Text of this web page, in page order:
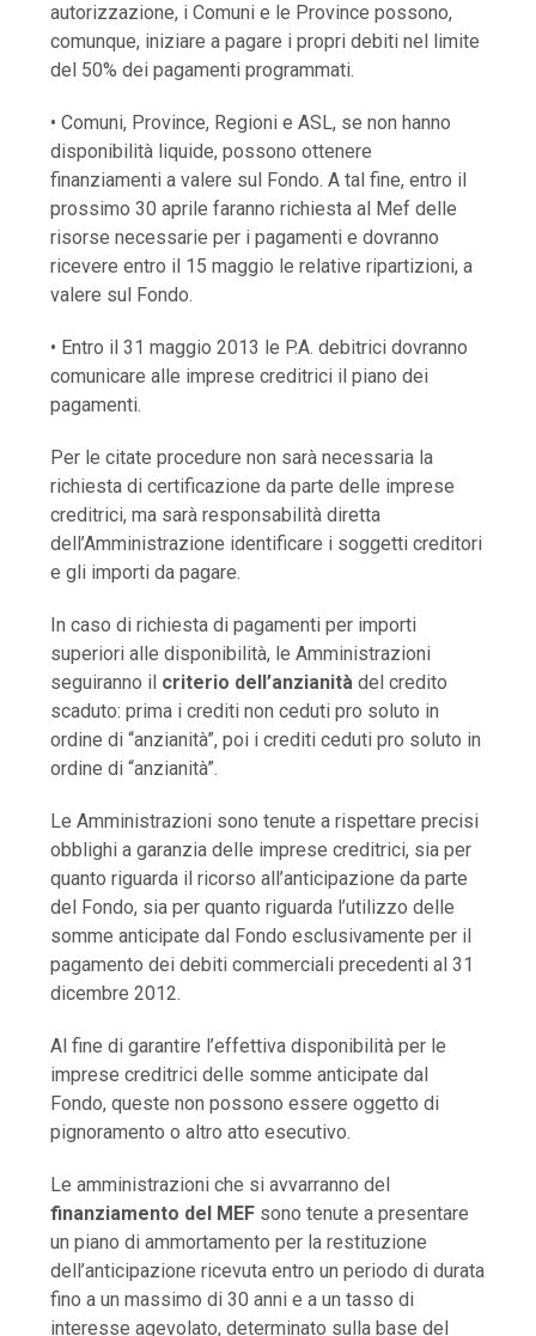
autorizzazione, i Comuni e le Province possono,
comunque, iniziare a pagare i propri debiti nel limite
del 50% dei pagamenti programmati.
• Comuni, Province, Regioni e ASL, se non hanno
disponibilità liquide, possono ottenere
finanziamenti a valere sul Fondo. A tal fine, entro il
prossimo 30 aprile faranno richiesta al Mef delle
risorse necessarie per i pagamenti e dovranno
ricevere entro il 15 maggio le relative ripartizioni, a
valere sul Fondo.
• Entro il 31 maggio 2013 le P.A. debitrici dovranno
comunicare alle imprese creditrici il piano dei
pagamenti.
Per le citate procedure non sarà necessaria la
richiesta di certificazione da parte delle imprese
creditrici, ma sarà responsabilità diretta
dell’Amministrazione identificare i soggetti creditori
e gli importi da pagare.
In caso di richiesta di pagamenti per importi
superiori alle disponibilità, le Amministrazioni
seguiranno il criterio dell’anzianità del credito
scaduto: prima i crediti non ceduti pro soluto in
ordine di “anzianità”, poi i crediti ceduti pro soluto in
ordine di “anzianità”.
Le Amministrazioni sono tenute a rispettare precisi
obblighi a garanzia delle imprese creditrici, sia per
quanto riguarda il ricorso all’anticipazione da parte
del Fondo, sia per quanto riguarda l’utilizzo delle
somme anticipate dal Fondo esclusivamente per il
pagamento dei debiti commerciali precedenti al 31
dicembre 2012.
Al fine di garantire l’effettiva disponibilità per le
imprese creditrici delle somme anticipate dal
Fondo, queste non possono essere oggetto di
pignoramento o altro atto esecutivo.
Le amministrazioni che si avvarranno del
finanziamento del MEF sono tenute a presentare
un piano di ammortamento per la restituzione
dell’anticipazione ricevuta entro un periodo di durata
fino a un massimo di 30 anni e a un tasso di
interesse agevolato, determinato sulla base del